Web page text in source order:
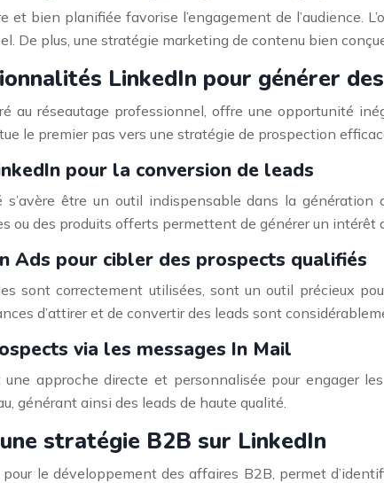
et bien planifiée favorise l’engagement de l’audience.
De plus, une stratégie marketing de contenu bien
LinkedIn pour générer
au réseautage professionnel, offre une opportunité
le premier pas vers une stratégie de prospection
pour la conversion de leads
être un outil indispensable dans la
ou des produits offerts permettent de générer un intérêt
Ads pour cibler des prospects qualifiés
sont correctement utilisées, sont un outil précieux
d’attirer et de convertir des leads sont
via les messages In Mail
approche directe et personnalisée pour engager
générant ainsi des leads de haute qualité.
stratégie B2B sur LinkedIn
le développement des affaires B2B, permet